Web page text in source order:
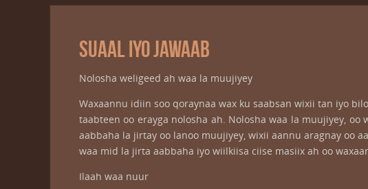
Suaal iyo jawaab
Nolosha weligeed ah waa la muujiyey
Waxaannu idiin soo qoraynaa wax ku saabsan wixii tan iyo
taabteen oo erayga nolosha ah. Nolosha waa la muujiyey,
aabbaha la jirtay oo lanoo muujiyey, wixii aannu aragnay oo
waa mid la jirta aabbaha iyo wiilkiisa ciise masiix ah oo
Ilaah waa nuur